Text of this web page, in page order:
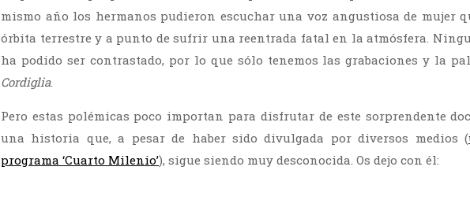
mismo año los hermanos pudieron escuchar una voz angustiosa de mujer
órbita terrestre y a punto de sufrir una reentrada fatal en la atmósfera.
ha podido ser contrastado, por lo que sólo tenemos las grabaciones y la
Cordiglia.
Pero estas polémicas poco importan para disfrutar de este sorprendente
una historia que, a pesar de haber sido divulgada por diversos medios (
programa ‘Cuarto Milenio’), sigue siendo muy desconocida. Os dejo con él: